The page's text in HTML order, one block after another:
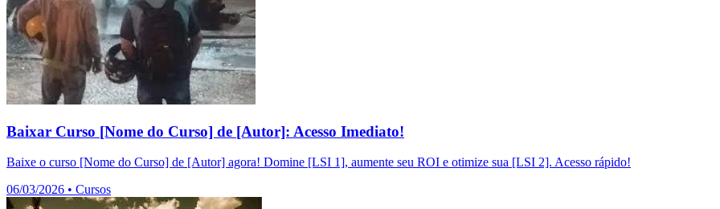
Baixar Curso [Nome do Curso] de [Autor]: Acesso Imediato!
Baixe o curso [Nome do Curso] de [Autor] agora! Domine [LSI 1], aumente seu ROI e otimize sua [LSI 2]. Acesso rápido!
06/03/2026 • Cursos